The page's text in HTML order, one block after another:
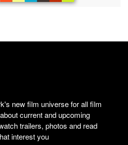
new film universe for all film
current and upcoming
trailers, photos and read
interest you